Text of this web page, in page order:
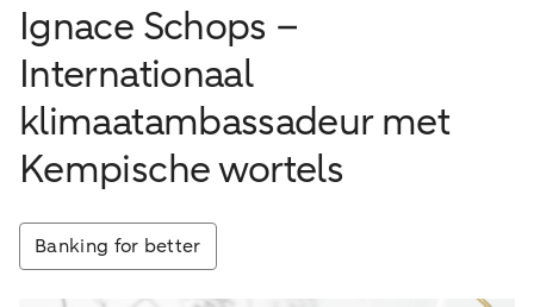
Ignace Schops –
Internationaal
klimaatambassadeur met
Kempische wortels
Banking for better